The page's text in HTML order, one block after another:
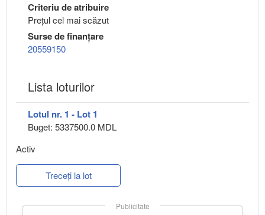
Criteriu de atribuire
Preţul cel mai scăzut
Surse de finanțare
20559150
Lista loturilor
Lotul nr. 1 - Lot 1
Buget: 5337500.0 MDL
Activ
Treceți la lot
Publicitate